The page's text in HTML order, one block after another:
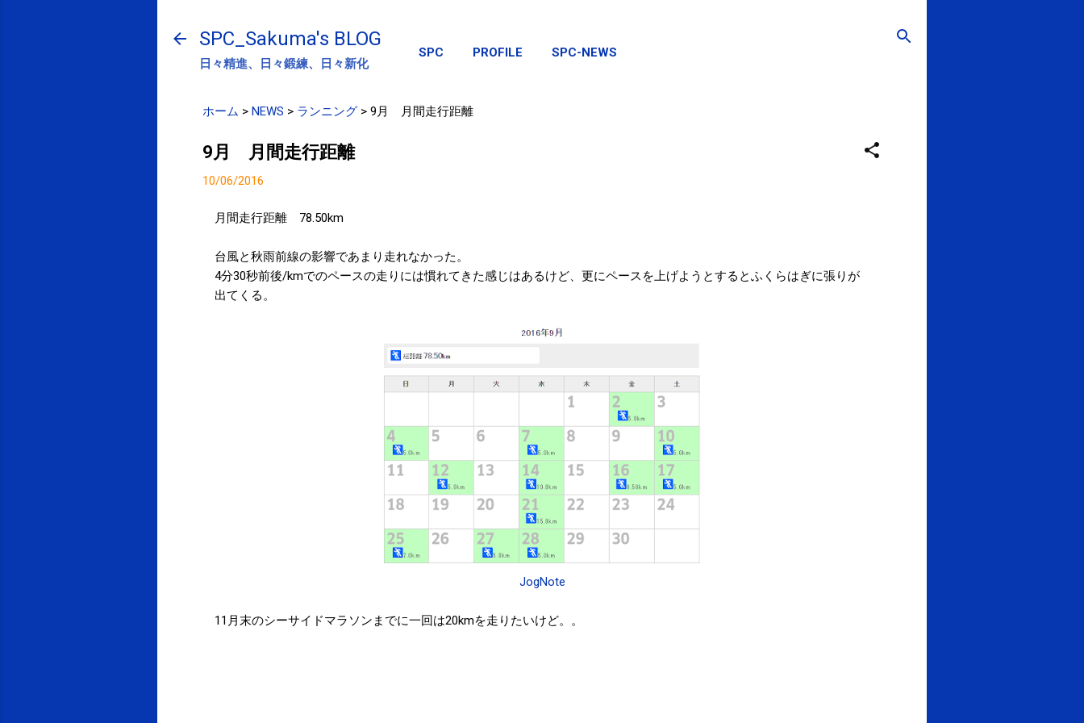
SPC_Sakuma's BLOG
日々精進、日々鍛練、日々新化
SPC PROFILE SPC-NEWS
ホーム > NEWS > ランニング > 9月 月間走行距離
9月 月間走行距離
10/06/2016
月間走行距離 78.50km
台風と秋雨前線の影響であまり走れなかった。
4分30秒前後/kmでのペースの走りには慣れてきた感じはあるけど、更にペースを上げようとするとふくらはぎに張りが
出てくる。
JogNote
11月末のシーサイドマラソンまでに一回は20kmを走りたいけど。。